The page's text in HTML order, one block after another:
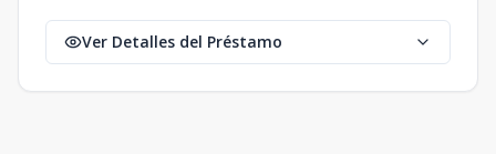
Ver Detalles del Préstamo